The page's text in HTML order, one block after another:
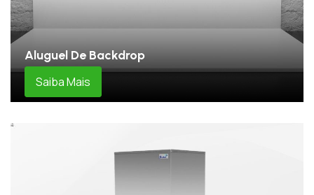
Aluguel De Backdrop
Saiba Mais